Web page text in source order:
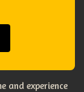
and experience